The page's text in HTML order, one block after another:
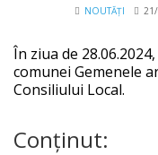
NOUTĂȚI
În ziua de
comunei Gemenele
Consiliului Local.
Conținut: